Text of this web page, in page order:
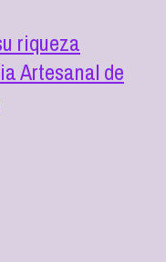
riqueza
Artesanal de